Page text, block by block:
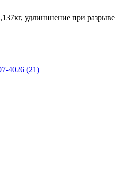
удлинннение при разрыве
4026 (21)